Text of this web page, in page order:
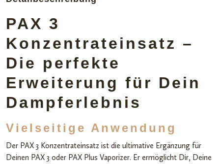
PAX 3
Konzentrateinsatz –
Die perfekte
Erweiterung für Dein
Dampferlebnis
Vielseitige Anwendung
Der PAX 3 Konzentrateinsatz ist die ultimative Ergänzung für
Deinen PAX 3 oder PAX Plus Vaporizer. Er ermöglicht Dir, Deine